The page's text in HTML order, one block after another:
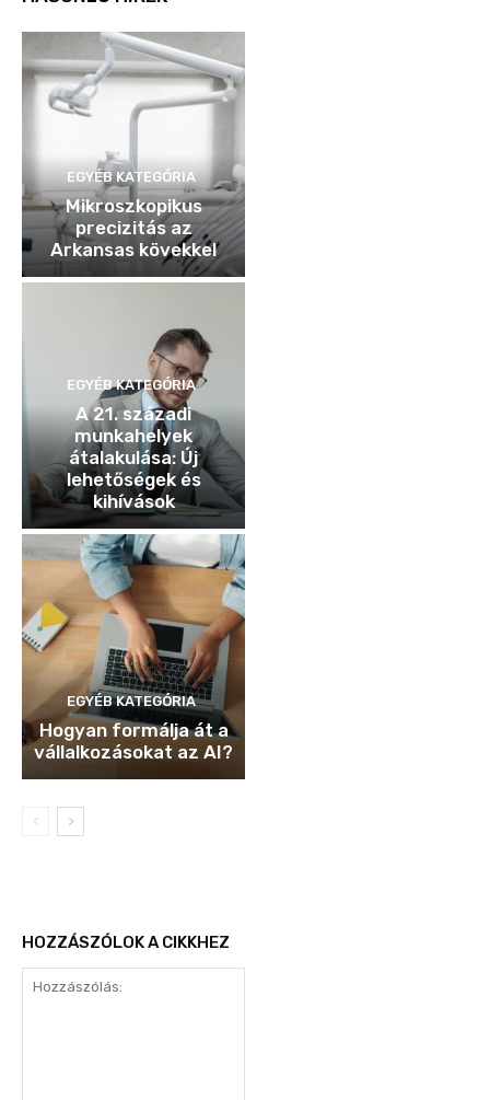
EGYÉB KATEGÓRIA
Mikroszkopikus
precizitás az
Arkansas kövekkel
EGYÉB KATEGÓRIA
A 21. századi
munkahelyek
átalakulása: Új
lehetőségek és
kihívások
EGYÉB KATEGÓRIA
Hogyan formálja át a
vállalkozásokat az AI?
HOZZÁSZÓLOK A CIKKHEZ